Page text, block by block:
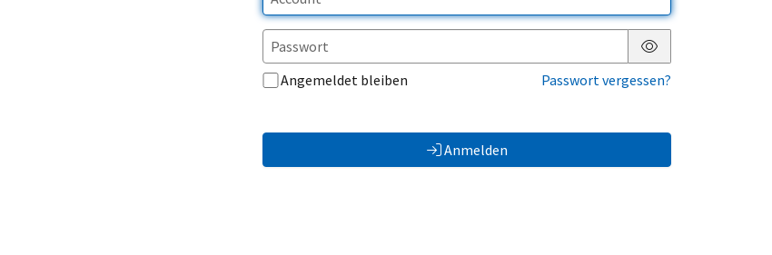
Passwort anzeigen
Angemeldet bleiben
Passwort vergessen?
Anmelden